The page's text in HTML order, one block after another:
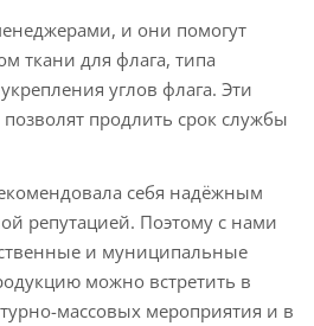
и они помогут
ткани для флага, типа
углов флага. Эти
продлить срок службы
себя надёжным
репутацией. Поэтому с нами
и муниципальные
можно встретить в
массовых мероприятия и в